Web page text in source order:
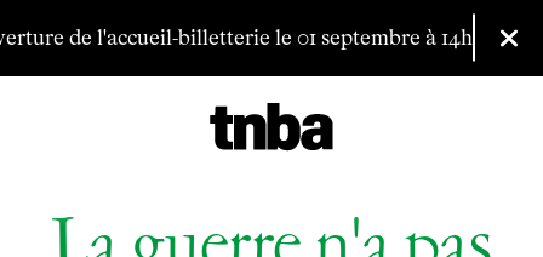
de l'accueil-billetterie le 01 septembre à 14h.Vous